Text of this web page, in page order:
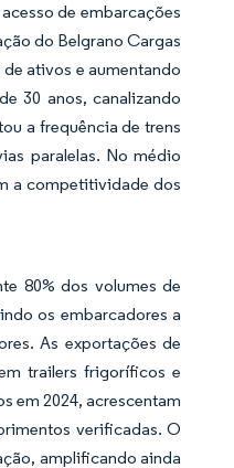
de embarcações
do Belgrano Cargas
ativos e aumentando
30 anos, canalizando
a frequência de trens
paralelas. No médio
a competitividade dos
80% dos volumes de
os embarcadores a
As exportações de
trailers frigoríficos e
em 2024, acrescentam
verificadas. O
amplificando ainda